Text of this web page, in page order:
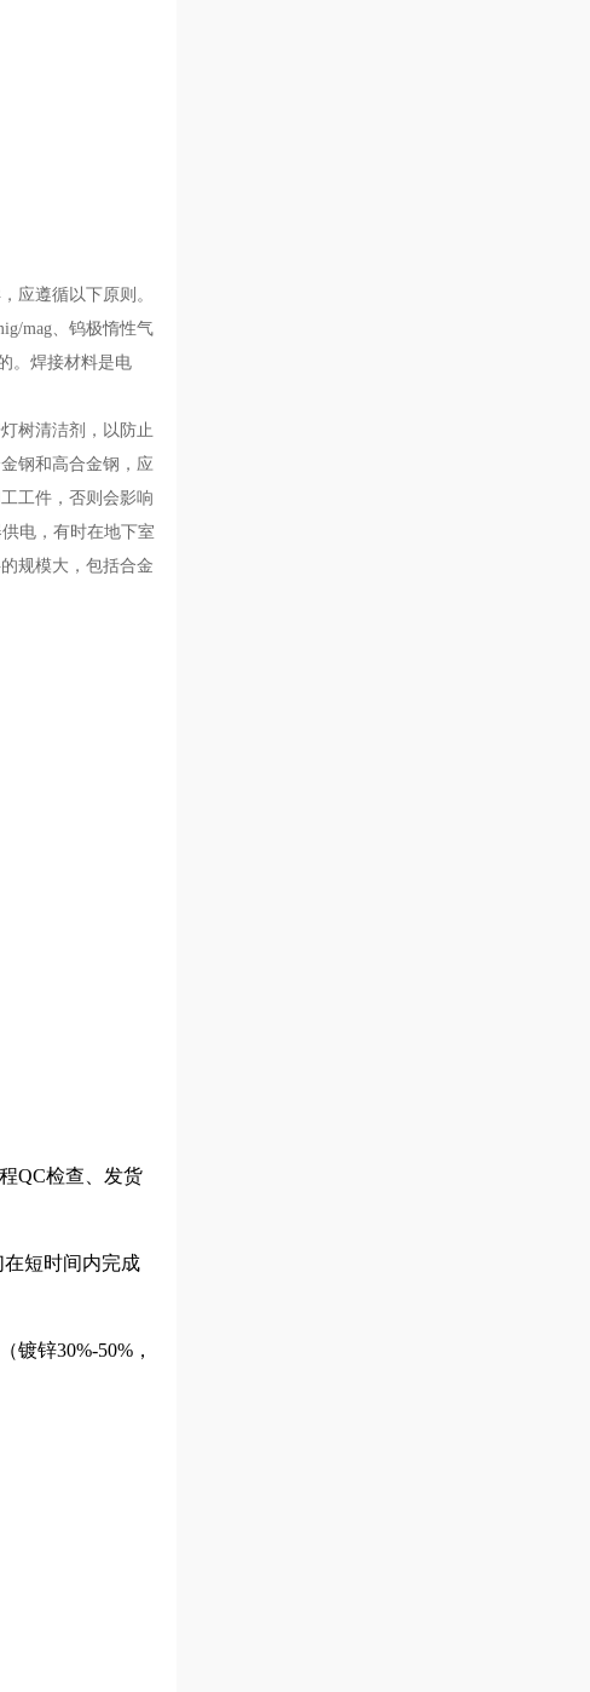
应遵循以下原则。
mag、钨极惰性气
。焊接材料是电
树清洁剂，以防止
钢和高合金钢，应
工件，否则会影响
电，有时在地下室
规模大，包括合金
QC检查、发货
短时间内完成
锌30%-50%，